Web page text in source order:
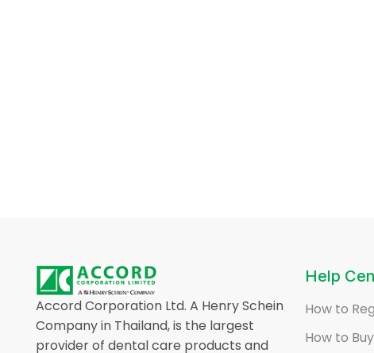
Accord Corporation Ltd. A Henry Schein
Company in Thailand, is the largest
provider of dental care products and
Help
How to
How to